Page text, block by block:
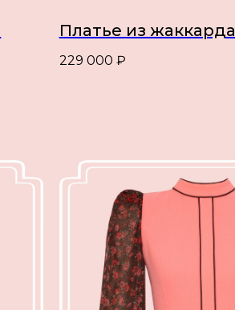
Платье из жаккарда
229 000 ₽